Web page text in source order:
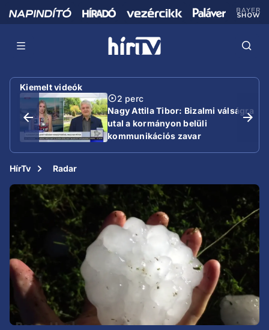
Kiemelt videók
2 perc
Nagy Attila Tibor: Bizalmi válságra
utal a kormányon belüli
kommunikációs zavar
HírTv Radar